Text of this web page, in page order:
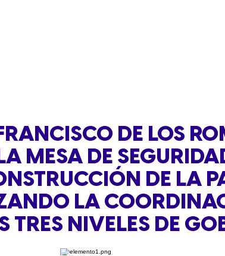
DE LOS
MESA DE
DE LA
LA
TRES NIVELES DE